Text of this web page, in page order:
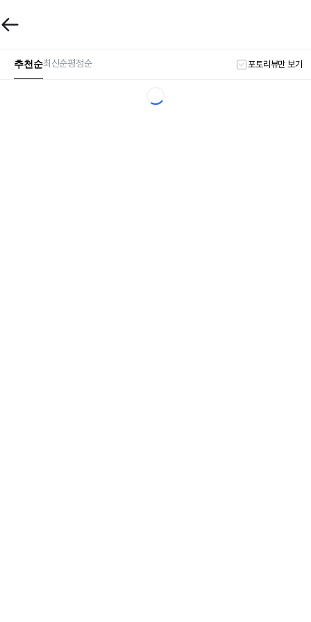
추천순최신순평점순 포토리뷰만 보기